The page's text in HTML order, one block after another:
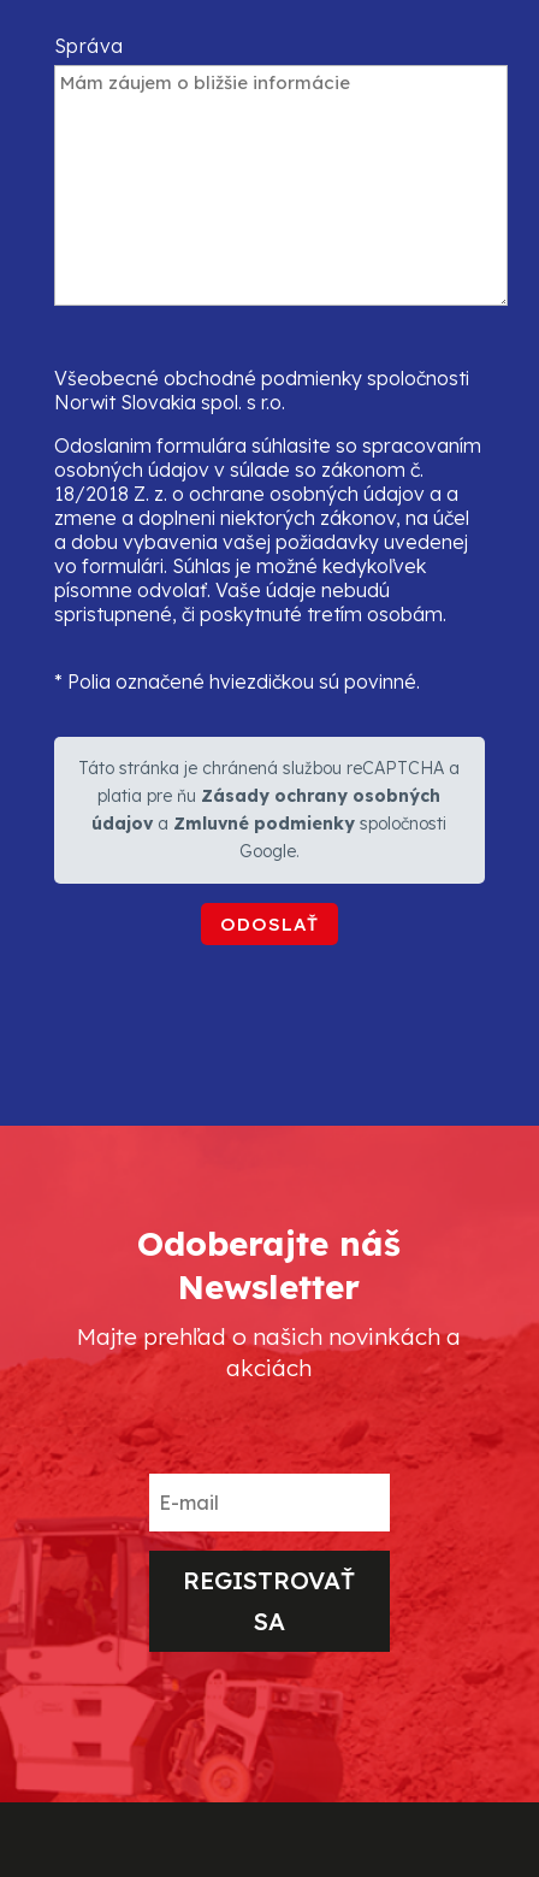
Správa
Všeobecné obchodné podmienky spoločnosti
Norwit Slovakia spol. s r.o.
Odoslanim formulára súhlasite so spracovaním
osobných údajov v súlade so zákonom č.
18/2018 Z. z. o ochrane osobných údajov a a
zmene a doplneni niektorých zákonov, na účel
a dobu vybavenia vašej požiadavky uvedenej
vo formulári. Súhlas je možné kedykoľvek
písomne odvolať. Vaše údaje nebudú
spristupnené, či poskytnuté tretím osobám.
* Polia označené hviezdičkou sú povinné.
Táto stránka je chránená službou reCAPTCHA a
platia pre ňu Zásady ochrany osobných
údajov a Zmluvné podmienkyspoločnosti
Google.
Odoberajte náš
Newsletter
Majte prehľad o našich novinkách a
akciách
REGISTROVAŤ
SA